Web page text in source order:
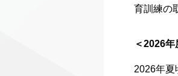
育訓練の
＜2026年
2026年